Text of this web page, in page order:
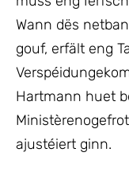
Wann dës
gouf, erfält eng
Hartmann huet
ajustéiert ginn.